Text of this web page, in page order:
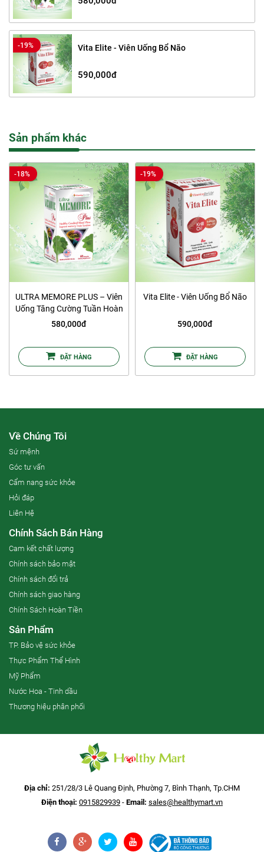
-19% Vita Elite - Viên Uống Bổ Não
590,000đ
Sản phẩm khác
-18%
ULTRA MEMORE PLUS – Viên
Uống Tăng Cường Tuần Hoàn
Não, Cải Thiện Trí Nhớ
580,000đ
ĐẶT HÀNG
-19%
Vita Elite - Viên Uống Bổ Não
590,000đ
ĐẶT HÀNG
Về Chúng Tôi
Sứ mệnh
Góc tư vấn
Cẩm nang sức khỏe
Hỏi đáp
Liên Hệ
Chính Sách Bán Hàng
Cam kết chất lượng
Chính sách bảo mật
Chính sách đổi trả
Chính sách giao hàng
Chính Sách Hoàn Tiền
Sản Phẩm
TP. Bảo vệ sức khỏe
Thực Phẩm Thể Hình
Mỹ Phẩm
Nước Hoa - Tinh dầu
Thương hiệu phân phối
Địa chỉ: 251/28/3 Lê Quang Định, Phường 7, Bình Thạnh, Tp.CHM
Điện thoại: 0915829939 - Email: sales@healthymart.vn